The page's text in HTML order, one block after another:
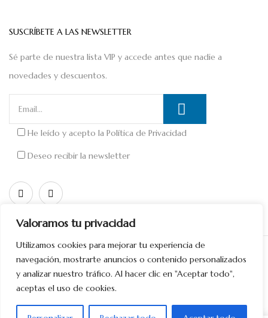
Valoramos tu privacidad
Utilizamos cookies para mejorar tu experiencia de
navegación, mostrarte anuncios o contenido personalizados
y analizar nuestro tráfico. Al hacer clic en "Aceptar todo",
aceptas el uso de cookies.
SUSCRÍBETE A LAS NEWSLETTER
Sé parte de nuestra lista VIP y accede antes que nadie a
novedades y descuentos.
He leído y acepto la Política de Privacidad
Deseo recibir la newsletter
Copyright © 2026 Diseñado porDivinamente Creativos